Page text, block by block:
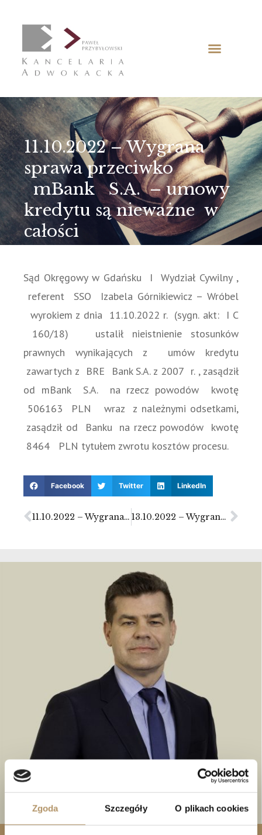
Zgoda Szczegóły O plikach cookies
11.10.2022 – Wygrana
sprawa przeciwko
mBank S.A. – umowy
kredytu są nieważne w
całości
Sąd Okręgowy w Gdańsku I Wydział Cywilny ,
referent SSO Izabela Górnikiewicz – Wróbel
wyrokiem z dnia 11.10.2022 r. (sygn. akt: I C
160/18) ustalił nieistnienie stosunków
prawnych wynikających z umów kredytu
zawartych z BRE Bank S.A. z 2007 r. , zasądził
od mBank S.A. na rzecz powodów kwotę
506163 PLN wraz z należnymi odsetkami,
zasądził od Banku na rzecz powodów kwotę
8464 PLN tytułem zwrotu kosztów procesu.
Facebook Twitter LinkedIn
11.10.2022 – Wygrana sprawa przeciwko mBank S.A. – umowa kredytu nieważna w całości 13.10.2022 – Wygrana sprawa przeciwko PKO BP S.A. – umowa kredytu nieważna w całości